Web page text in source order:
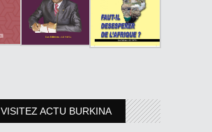
VISITEZ ACTU BURKINA